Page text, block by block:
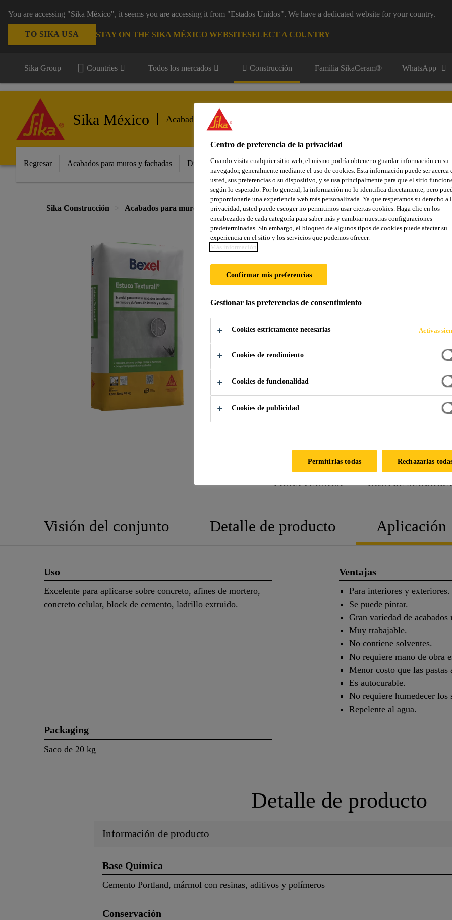
You are accessing "Sika México", it seems you are accessing it from "Estados Unidos". We have a dedicated website for your country.
TO SIKA USA STAY ON THE SIKA MÉXICO WEBSITESELECT A COUNTRY
Sika Group Countries Todos los mercados Construcción Familia SikaCeram® WhatsApp
Sika México Acabados
Regresar Acabados para muros y fachadas Distribuidores y Aplicadores Contacto
Sika Construcción Acabados para muros y fachadas Estucos Bexel® Estuco Texturall
Bexel® Estuco
Estuco para acabados resistentes y
es un concepto de estuco
acabados con texturas finas y elegantes para
superficie de muros interiores y exteriores en obras
combinando en su fórmula las ventajas del cemento
polímeros para lograr una excepcional
con Grano especial para hacer
Lea más +
Para interiores y exteriores.
Se puede pintar.
Gran variedad de acabados resistentes y durables.
FICHA TÉCNICA HOJA DE
Visión del conjunto Detalle de producto Aplicación
Uso
Excelente para aplicarse sobre concreto, afines de mortero,
concreto celular, block de cemento, ladrillo extruido.
Ventajas
Para interiores y exteriores.
Se puede pintar.
Gran variedad de acabados
Muy trabajable.
No contiene solventes.
No requiere mano de obra
Menor costo que las pastas
Es autocurable.
No requiere humedecer los
Repelente al agua.
Packaging
Saco de 20 kg
Detalle de producto
Información de producto
Base Química
Cemento Portland, mármol con resinas, aditivos y polímeros
Conservación
Centro de preferencia de la privacidad
Cuando visita cualquier sitio web, el mismo podría obtener o guardar información en su
navegador, generalmente mediante el uso de cookies. Esta información puede ser acerca
usted, sus preferencias o su dispositivo, y se usa principalmente para que el sitio
según lo esperado. Por lo general, la información no lo identifica directamente, pero
proporcionarle una experiencia web más personalizada. Ya que respetamos su derecho a
privacidad, usted puede escoger no permitirnos usar ciertas cookies. Haga clic en los
encabezados de cada categoría para saber más y cambiar nuestras configuraciones
predeterminadas. Sin embargo, el bloqueo de algunos tipos de cookies puede afectar su
experiencia en el sitio y los servicios que podemos ofrecer.
Más información
Confirmar mis preferencias
Gestionar las preferencias de consentimiento
Cookies estrictamente necesarias Activas
Cookies de rendimiento
Cookies de funcionalidad
Cookies de publicidad
Rechazarlas
Permitirlas todas